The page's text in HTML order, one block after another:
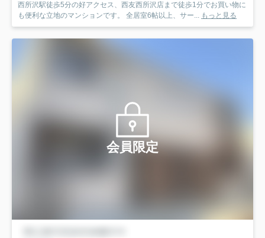
西所沢駅徒歩5分の好アクセス、西友西所沢店まで徒歩1分でお買い物に
も便利な立地のマンションです。 全居室6帖以上、サー... もっと見る
会員限定